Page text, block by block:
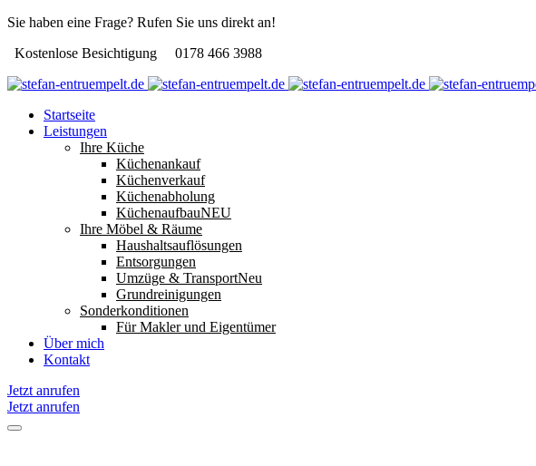
Sie haben eine Frage? Rufen Sie uns direkt an!
Kostenlose Besichtigung
0178 466 3988
Startseite
Leistungen
Ihre Küche
Küchenankauf
Küchenverkauf
Küchenabholung
KüchenaufbauNEU
Ihre Möbel & Räume
Haushaltsauflösungen
Entsorgungen
Umzüge & TransportNeu
Grundreinigungen
Sonderkonditionen
Für Makler und Eigentümer
Über mich
Kontakt
Jetzt anrufen
Jetzt anrufen